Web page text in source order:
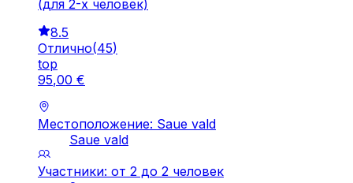
(для 2-х человек)
8.5
Отлично(45)
top
95,00 €
Местоположение: Saue vald
Saue vald
Участники: от 2 до 2 человек